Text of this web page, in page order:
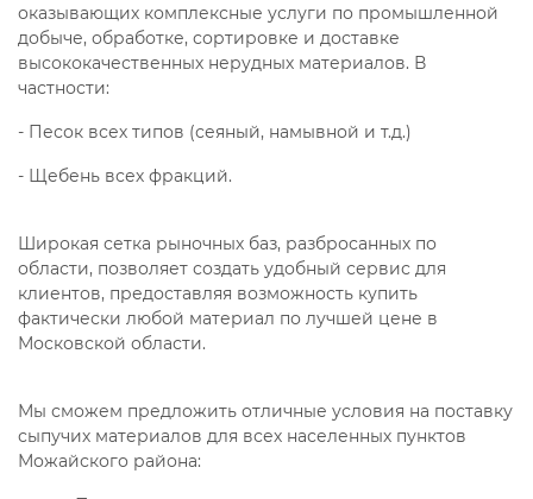
оказывающих комплексные услуги по промышленной
добыче, обработке, сортировке и доставке
высококачественных нерудных материалов. В
частности:
- Песок всех типов (сеяный, намывной и т.д.)
- Щебень всех фракций.
Широкая сетка рыночных баз, разбросанных по
области, позволяет создать удобный сервис для
клиентов, предоставляя возможность купить
фактически любой материал по лучшей цене в
Московской области.
Мы сможем предложить отличные условия на поставку
сыпучих материалов для всех населенных пунктов
Можайского района: